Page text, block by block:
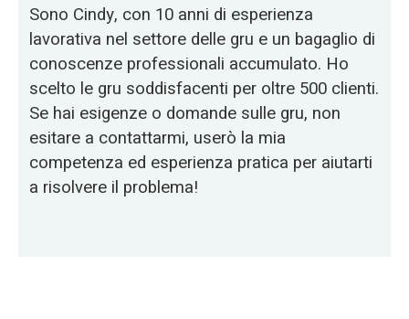
Sono Cindy, con 10 anni di esperienza
lavorativa nel settore delle gru e un bagaglio di
conoscenze professionali accumulato. Ho
scelto le gru soddisfacenti per oltre 500 clienti.
Se hai esigenze o domande sulle gru, non
esitare a contattarmi, userò la mia
competenza ed esperienza pratica per aiutarti
a risolvere il problema!